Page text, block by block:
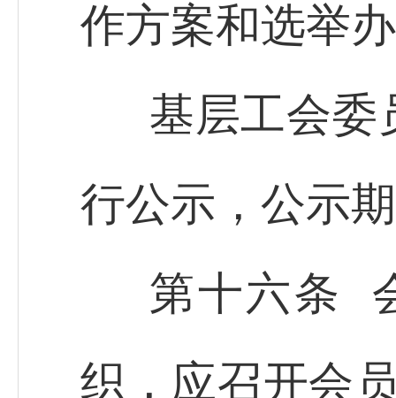
作方案和选举
基层工会委
行公示，公示
第十六条
织，应召开会